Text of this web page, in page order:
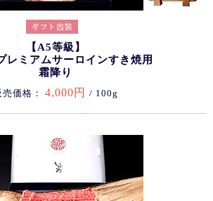
【A5等級】
レミアムサーロインすき焼用
霜降り
売価格： 4,000円 / 100g